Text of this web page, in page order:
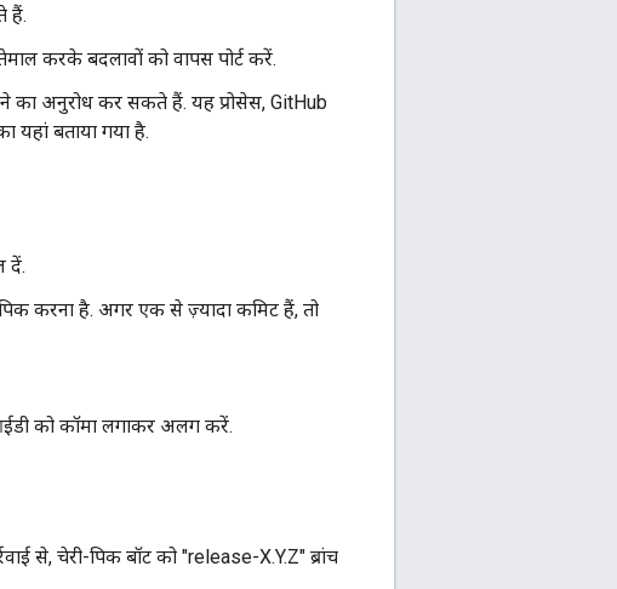
हैं.
करके बदलावों को वापस पोर्ट करें.
का अनुरोध कर सकते हैं. यह प्रोसेस, GitHub
यहां बताया गया है.
दें.
करना है. अगर एक से ज़्यादा कमिट हैं, तो
को कॉमा लगाकर अलग करें.
से, चेरी-पिक बॉट को "release-X.Y.Z" ब्रांच